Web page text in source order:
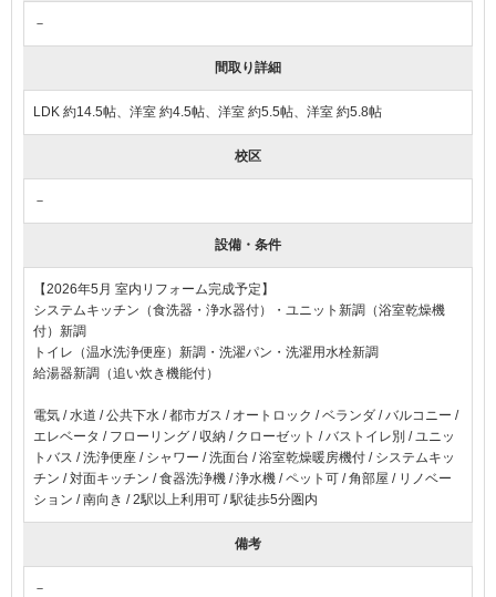
－
間取り詳細
LDK 約14.5帖、洋室 約4.5帖、洋室 約5.5帖、洋室 約5.8帖
校区
－
設備・条件
【2026年5月 室内リフォーム完成予定】
システムキッチン（食洗器・浄水器付）・ユニット新調（浴室乾燥機
付）新調
トイレ（温水洗浄便座）新調・洗濯パン・洗濯用水栓新調
給湯器新調（追い炊き機能付）
電気 水道 公共下水 都市ガス オートロック ベランダ
バルコニー
エレベータ
フローリング 収納 クローゼット バストイレ別
ユニッ
トバス
洗浄便座 シャワー 洗面台 浴室乾燥暖房機付
システムキッ
チン
対面キッチン 食器洗浄機 浄水機 ペット可 角部屋
リノベー
ション
南向き 2駅以上利用可 駅徒歩5分圏内
備考
－